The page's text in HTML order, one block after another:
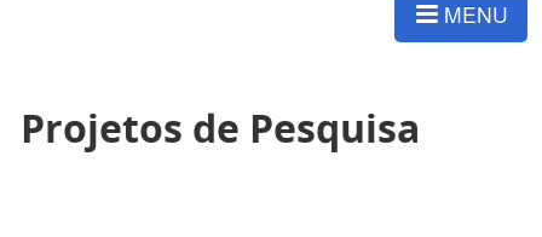
MENU
Projetos de Pesquisa